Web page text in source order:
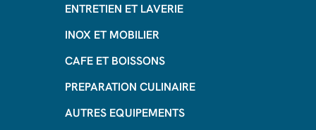
ENTRETIEN ET LAVERIE
INOX ET MOBILIER
CAFE ET BOISSONS
PREPARATION CULINAIRE
AUTRES EQUIPEMENTS